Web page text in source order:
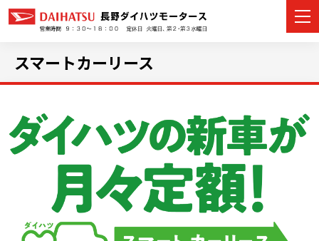
カーラインナップ
展示車・試乗車
店舗情報
イベント・キャンペーン
スマートカーリース